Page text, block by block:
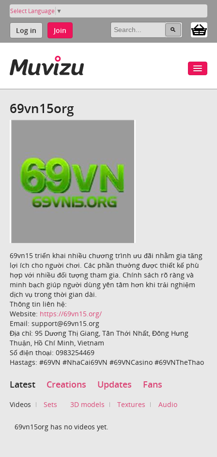
Select Language ▼
Log in Join
69vn15org
69vn15 triển khai nhiều chương trình ưu đãi nhằm gia tăng
lợi ích cho người chơi. Các phần thưởng được thiết kế phù
hợp với nhiều đối tượng tham gia. Chính sách rõ ràng và
minh bạch giúp người dùng yên tâm hơn khi trải nghiệm
dịch vụ trong thời gian dài.
Thông tin liên hệ:
Website: https://69vn15.org/
Email: support@69vn15.org
Địa chỉ: 95 Dương Thị Giang, Tân Thới Nhất, Đông Hưng
Thuận, Hồ Chí Minh, Vietnam
Số điện thoại: 0983254469
Hastags: #69VN #NhaCai69VN #69VNCasino #69VNTheThao
Latest Creations Updates Fans
Videos Sets 3D models Textures Audio
69vn15org has no videos yet.